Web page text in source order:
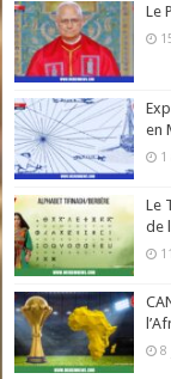
Le
en
1
Le
de
8